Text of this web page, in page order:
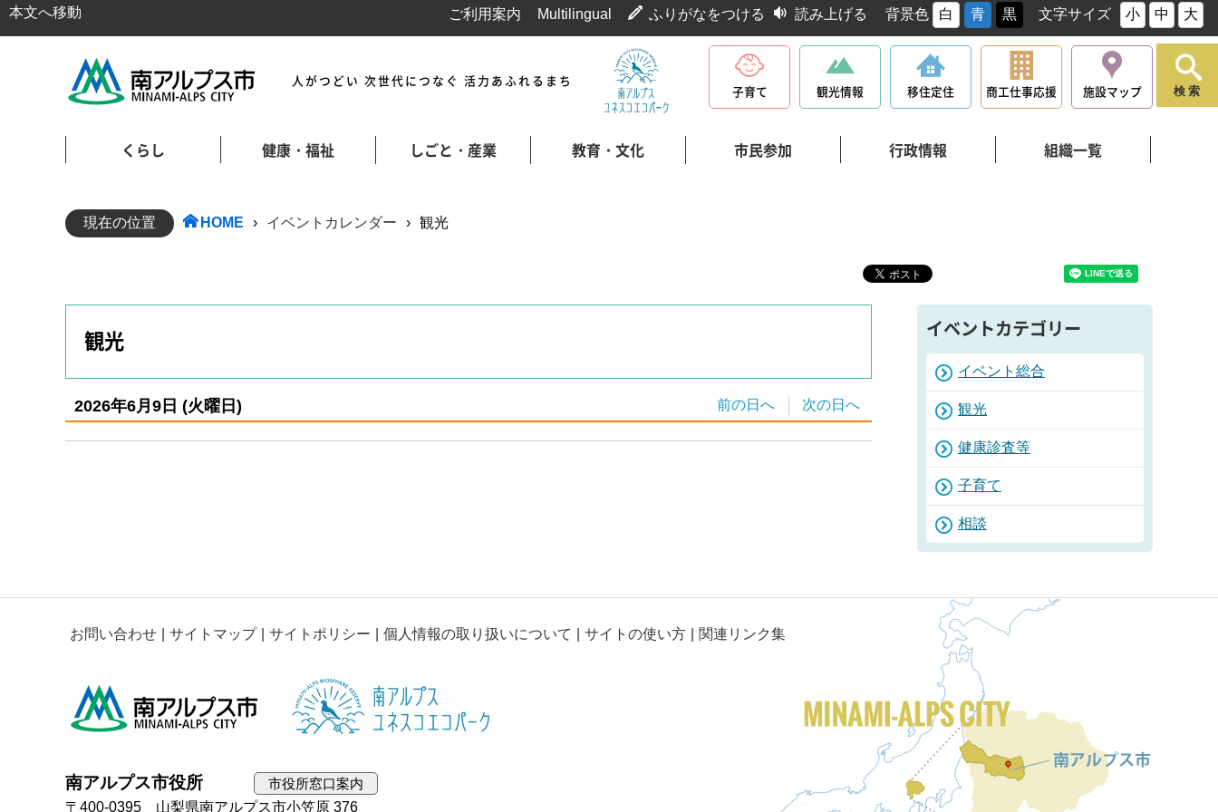
本文へ移動 ご利用案内 Multilingual ふりがなをつける 読み上げる 背景色 白 青 黒 文字サイズ 小 中 大
人がつどい 次世代につなぐ 活力あふれるまち
子育て 観光情報 移住定住 商工仕事応援 施設マップ
くらし 健康・福祉 しごと・産業 教育・文化 市民参加 行政情報 組織一覧
検索
現在の位置 HOME › イベントカレンダー › 観光
観光
2026年6月9日 (火曜日) 前の日へ 次の日へ
イベントカテゴリー
イベント総合
観光
健康診査等
子育て
相談
お問い合わせ サイトマップ サイトポリシー 個人情報の取り扱いについて サイトの使い方 関連リンク集
南アルプス市役所
市役所窓口案内
〒400-0395 山梨県南アルプス市小笠原 376